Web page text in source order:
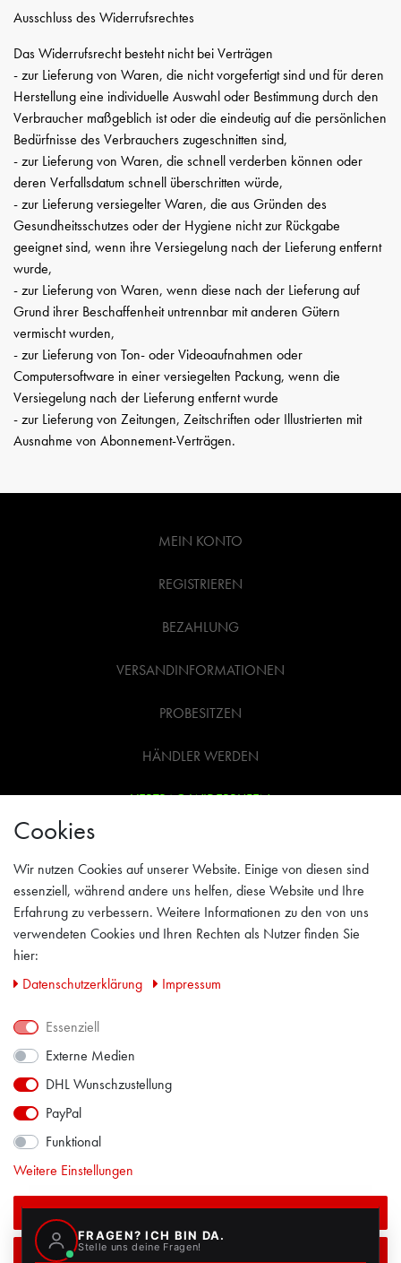
Ausschluss des Widerrufsrechtes
Das Widerrufsrecht besteht nicht bei Verträgen
- zur Lieferung von Waren, die nicht vorgefertigt sind und für deren
Herstellung eine individuelle Auswahl oder Bestimmung durch den
Verbraucher maßgeblich ist oder die eindeutig auf die persönlichen
Bedürfnisse des Verbrauchers zugeschnitten sind,
- zur Lieferung von Waren, die schnell verderben können oder
deren Verfallsdatum schnell überschritten würde,
- zur Lieferung versiegelter Waren, die aus Gründen des
Gesundheitsschutzes oder der Hygiene nicht zur Rückgabe
geeignet sind, wenn ihre Versiegelung nach der Lieferung entfernt
wurde,
- zur Lieferung von Waren, wenn diese nach der Lieferung auf
Grund ihrer Beschaffenheit untrennbar mit anderen Gütern
vermischt wurden,
- zur Lieferung von Ton- oder Videoaufnahmen oder
Computersoftware in einer versiegelten Packung, wenn die
Versiegelung nach der Lieferung entfernt wurde
- zur Lieferung von Zeitungen, Zeitschriften oder Illustrierten mit
Ausnahme von Abonnement-Verträgen.
MEIN KONTO
REGISTRIEREN
BEZAHLUNG
VERSANDINFORMATIONEN
PROBESITZEN
HÄNDLER WERDEN
VERTRAG WIDERRUFEN
AGB
IMPRESSUM
ALLE PREISE INKL. MEHRWERTSSTEUER ZZGL. VERSANDKOSTEN
Cookies
Wir nutzen Cookies auf unserer Website. Einige von diesen sind
essenziell, während andere uns helfen, diese Website und Ihre
Erfahrung zu verbessern. Weitere Informationen zu den von uns
verwendeten Cookies und Ihren Rechten als Nutzer finden Sie
hier:
Daten­schutz­erklärung
Impressum
Essenziell
Externe Medien
DHL Wunschzustellung
PayPal
Funktional
Weitere Einstellungen
Alle akzeptieren
Auswahl akzeptieren